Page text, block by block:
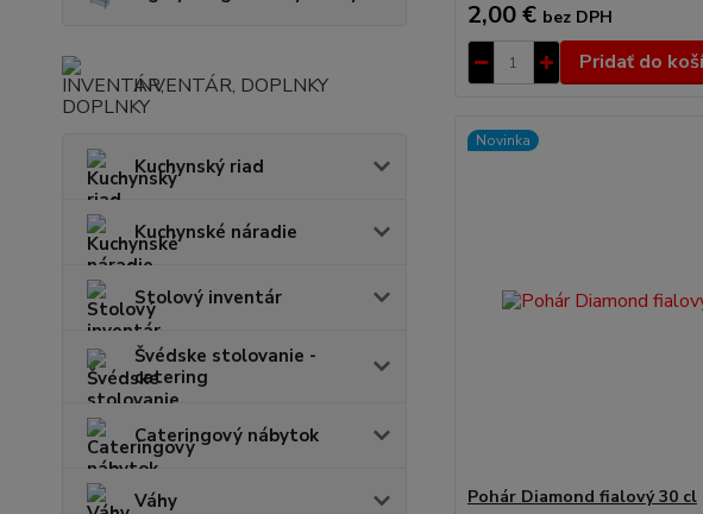
INVENTÁR, DOPLNKY
Kuchynský riad
Kuchynské náradie
Stolový inventár
Švédske stolovanie -
catering
Cateringový nábytok
Váhy
2,00 € bez DPH
Pridať do
Novinka
Pohár Diamond fialový 30 cl